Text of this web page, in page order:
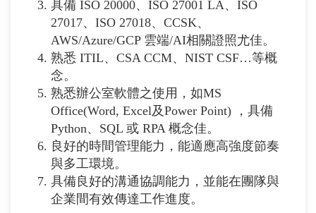
具備 ISO 20000、ISO 27001 LA、ISO
27017、ISO 27018、CCSK、
AWS/Azure/GCP 雲端/AI相關證照尤佳。
熟悉 ITIL、CSA CCM、NIST CSF…等概
念。
熟悉辦公室軟體之使用，如MS
Office(Word, Excel及Power Point) ，具備
Python、SQL 或 RPA 概念佳。
良好的時間管理能力，能適應高強度節奏
與多工環境。
具備良好的溝通協調能力，並能在團隊與
企業間有效傳達工作進度。